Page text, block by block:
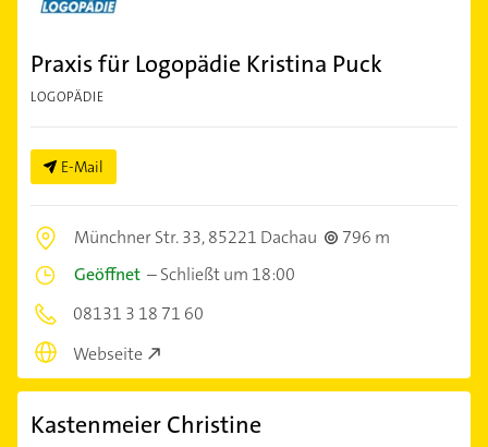
Praxis für Logopädie Kristina Puck
LOGOPÄDIE
E-Mail
Münchner Str. 33,85221 Dachau
796 m
Geöffnet –Schließt um 18:00
08131 3 18 71 60
Webseite
Kastenmeier Christine